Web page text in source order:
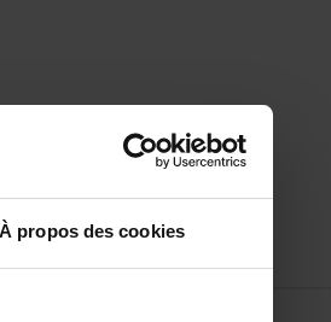
À propos des cookies